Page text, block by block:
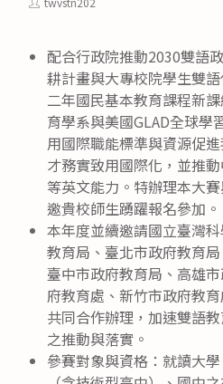
配合行政院推動2030雙語
耕計畫與大專校院學生雙
二年國民基本教育課程新
育學系與美國GLAD全球學
用國際職能標準與資源促
才務實致用國際化，並推
等英文能力。特辦理本大
邀貴校師生踴躍報名參加。
本年度並續邀請國立臺灣
教育局、臺北市政府教育
臺中市政府教育局、高雄
府教育處、新竹市政府教
共同合作辦理，加速雙語
之推動與落實。
參賽對象與資格：就讀大